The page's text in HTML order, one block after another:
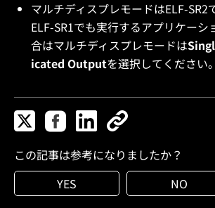
マルチディスプレモードはELF-SR2
ELF-SR1でも実行するアプリケーシ
合はマルチディスプレモードは
icated Outputを選択してください。
この記事は参考になりましたか？
YES
NO